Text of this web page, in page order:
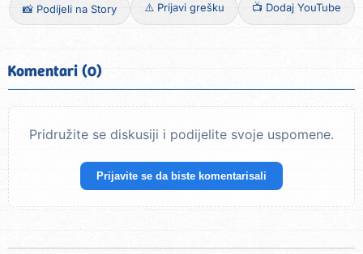
📸 Podijeli na Story ⚠️ Prijavi grešku 📺 Dodaj YouTube
Komentari (0)
Pridružite se diskusiji i podijelite svoje uspomene.
Prijavite se da biste komentarisali